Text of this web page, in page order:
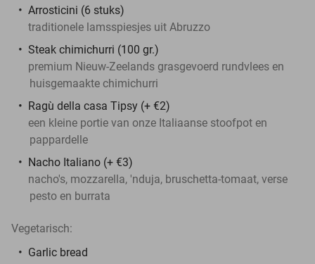
Arrosticini (6 stuks)
traditionele lamsspiesjes uit Abruzzo
Steak chimichurri (100 gr.)
premium Nieuw-Zeelands grasgevoerd rundvlees en
huisgemaakte chimichurri
Ragù della casa Tipsy (+ €2)
een kleine portie van onze Italiaanse stoofpot en
pappardelle
Nacho Italiano (+ €3)
nacho's, mozzarella, 'nduja, bruschetta-tomaat, verse
pesto en burrata
Vegetarisch:
Garlic bread